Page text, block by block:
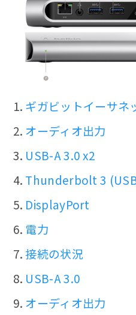
ギガビットイーサネ
オーディオ出力
USB-A 3.0 x2
Thunderbolt 3
DisplayPort
電力
接続の状況
USB-A 3.0
オーディオ出力